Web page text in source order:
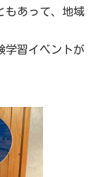
もあって、地域
学習イベントが